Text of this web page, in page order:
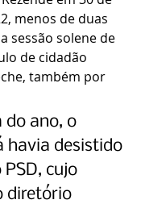
menos de duas
sessão solene de
de cidadão
também por
do ano, o
havia desistido
cujo
diretório